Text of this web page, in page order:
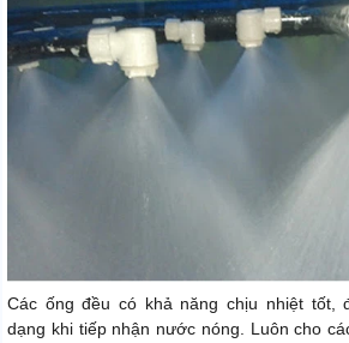
Các ống đều có khả năng chịu nhiệt tốt,
dạng khi tiếp nhận nước nóng. Luôn cho